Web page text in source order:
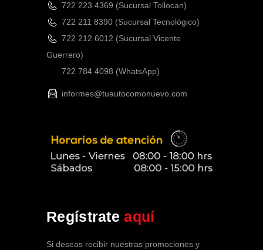
722 223 4369 (Sucursal Tollocan)
722 211 8390 (Sucursal Tecnológico)
722 212 6012 (Sucursal Vicente
Guerrero)
722 784 4098 (WhatsApp)
informes@tuautocomonuevo.com
Regístrateaquí
Si deseas recibir nuestras promociones y
Soy tu Asistente de SPA Clínica
Vehicular